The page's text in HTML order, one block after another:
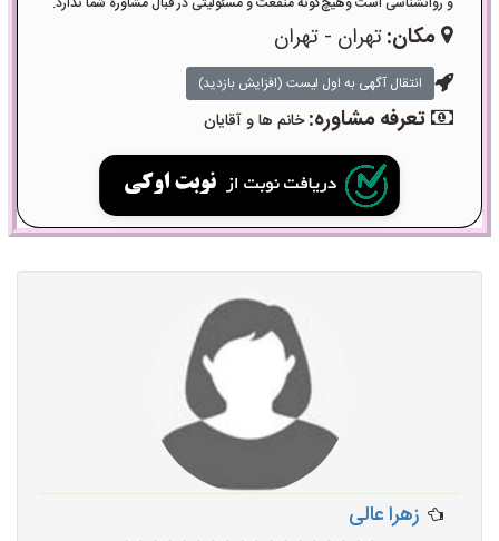
مکان:تهران - تهران
انتقال آگهی به اول لیست (افزایش بازدید)
تعرفه مشاوره:خانم ها و آقایان
زهرا عالی